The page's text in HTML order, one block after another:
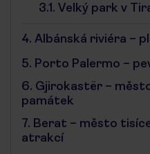
3.1. Velký park v
4. Albánská riviéra –
5. Porto Palermo –
6. Gjirokastër –
památek
7. Berat – město
atrakcí